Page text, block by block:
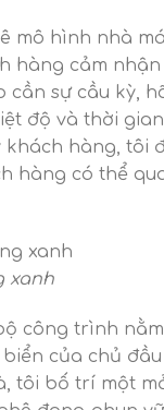
mô hình nhà
hàng cảm
sự cầu kỳ,
độ và thời
hàng, tôi
hàng có thể
xanh
công trình
của chủ
tôi bố trí một